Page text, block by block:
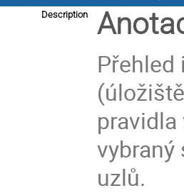
Description
vybraný
uzlů.